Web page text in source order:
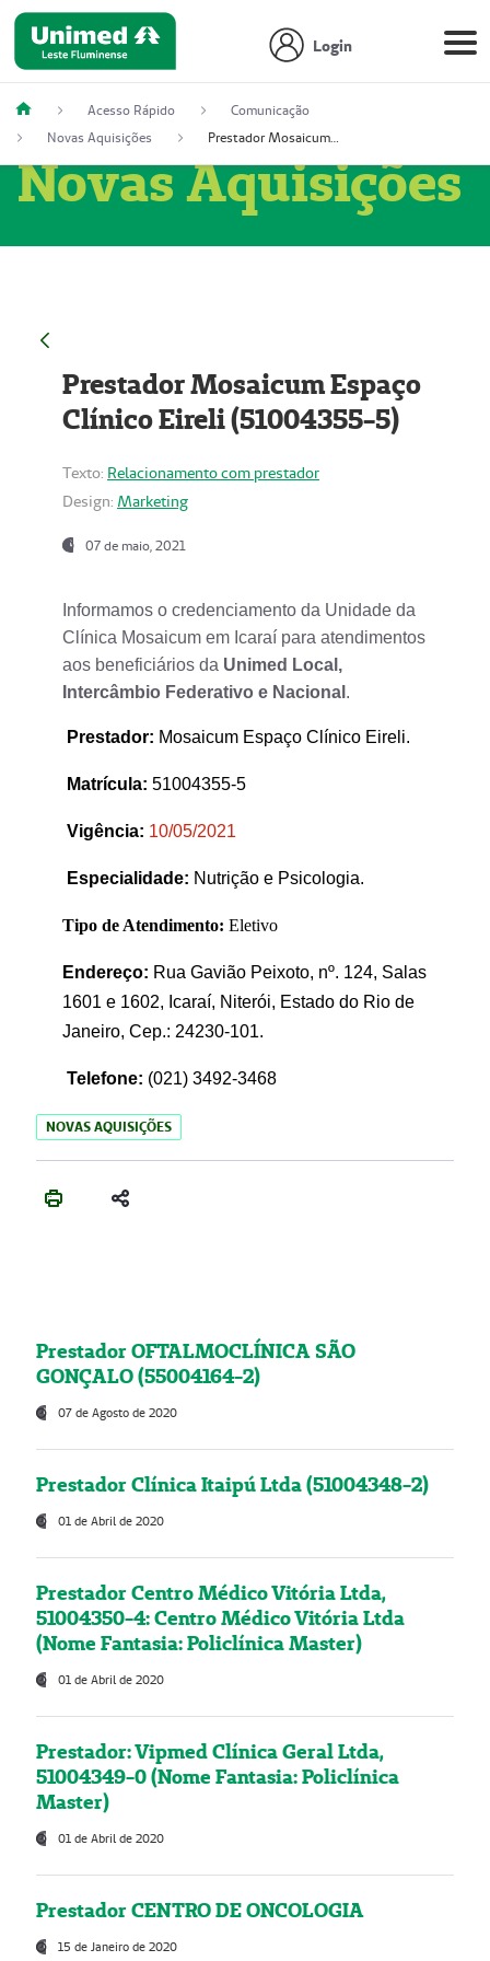
Login
Acesso Rápido
Comunicação
Novas Aquisições
Prestador Mosaicum Espaço Clínico Eireli (51004355-5)
Novas Aquisições
Prestador Mosaicum Espaço
Clínico Eireli (51004355-5)
Texto: Relacionamento com prestador
Design: Marketing
07 de maio, 2021
Informamos o credenciamento da Unidade da
Clínica Mosaicum em Icaraí para atendimentos
aos beneficiários da Unimed Local,
Intercâmbio Federativo e Nacional .
Prestador: Mosaicum Espaço Clínico Eireli.
Matrícula: 51004355-5
Vigência: 10/05/2021
Especialidade: Nutrição e Psicologia.
Tipo de Atendimento: Eletivo
Endereço: Rua Gavião Peixoto, nº. 124, Salas
1601 e 1602, Icaraí, Niterói, Estado do Rio de
Janeiro, Cep.: 24230-101.
Telefone: (021) 3492-3468
NOVAS AQUISIÇÕES
Prestador OFTALMOCLÍNICA SÃO
GONÇALO (55004164-2)
07 de Agosto de 2020
Prestador Clínica Itaipú Ltda (51004348-2)
01 de Abril de 2020
Prestador Centro Médico Vitória Ltda,
51004350-4: Centro Médico Vitória Ltda
(Nome Fantasia: Policlínica Master)
01 de Abril de 2020
Prestador: Vipmed Clínica Geral Ltda,
51004349-0 (Nome Fantasia: Policlínica
Master)
01 de Abril de 2020
Prestador CENTRO DE ONCOLOGIA
15 de Janeiro de 2020